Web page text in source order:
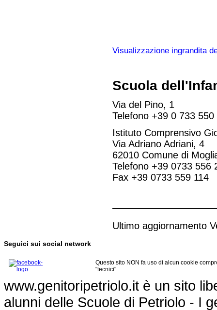
Visualizzazione ingrandita
Scuola
Via del Pino, 1
Telefono +39 0 733 550
Istituto Comprensivo
Via Adriano Adriani, 4
62010 Comune di
Telefono +39 0733 556
Fax +39 0733 559 114
Ultimo aggiornamento
Seguici sui social network
Questo sito NON fa uso di alcun cookie
"tecnici" .
www.genitoripetriolo.it è un sito
alunni delle Scuole di Petriolo - I